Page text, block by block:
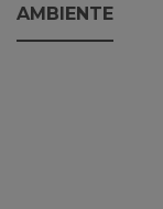
AMBIENTE